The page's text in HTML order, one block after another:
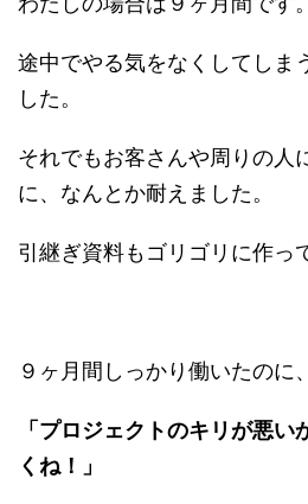
途中でやる気をなくしてしま
した。
それでもお客さんや周りの人
に、なんとか耐えました。
引継ぎ資料もゴリゴリに作っ
９ヶ月間しっかり働いたのに、
「プロジェクトのキリが悪い
くね！」